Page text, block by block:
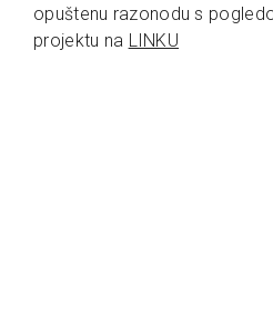
opuštenu razonodu s
projektu na LINKU